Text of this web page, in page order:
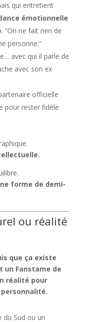
qui entretient
émotionnelle
. “On ne fait rien de
personne.”
avec qui il parle de
avec son ex
officielle
pour rester fidèle
forme de demi-
ou réalité
que ça existe
un Fanstame de
réalité pour
du Sud ou un